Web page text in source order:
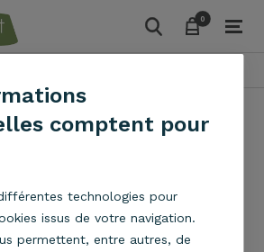
00
Actualités Choisir son abat-jour
suspension
comptent pour
technologies pour
issus de votre navigation.
permettent, entre autres, de